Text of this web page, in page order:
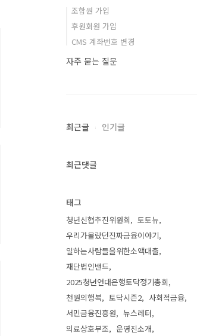
조합원 가입
후원회원 가입
CMS 계좌번호 변경
자주 묻는 질문
최근글 인기글
최근댓글
태그
청년신협추진위원회
토토뉴
우리가몰랐던진짜금융이야기
일하는사람들을위한소액대출
재단법인밴드
2025청년연대은행토닥정기총회
천원의행복
토닥시즌2
사회적금융
서민금융진흥원
뉴스레터
의료상호부조
운영진소개